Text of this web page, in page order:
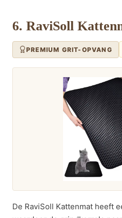
6. RaviSoll
PREMIUM GRIT-OPVANG
De RaviSoll Kattenmat heeft